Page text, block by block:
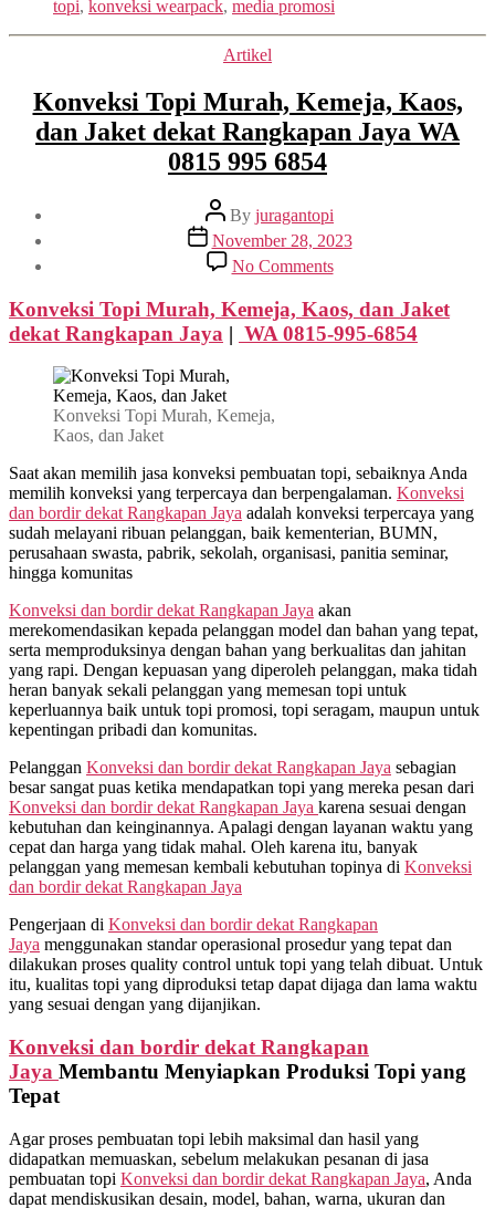
topi, konveksi wearpack, media promosi
Categories
Artikel
Konveksi Topi Murah, Kemeja, Kaos,
dan Jaket dekat Rangkapan Jaya WA
0815 995 6854
Post
author
By juragantopi
Post
date
November 28, 2023
No Commentson
Konveksi
Murah,
Kemeja,
WA
0815
995
6854
Konveksi Topi Murah, Kemeja, Kaos, dan Jaket
dekat Rangkapan Jaya | WA 0815-995-6854
Konveksi Topi Murah, Kemeja,
Kaos, dan Jaket
Saat akan memilih jasa konveksi pembuatan topi, sebaiknya Anda
memilih konveksi yang terpercaya dan berpengalaman. Konveksi
dan bordir dekat Rangkapan Jaya adalah konveksi terpercaya yang
sudah melayani ribuan pelanggan, baik kementerian, BUMN,
perusahaan swasta, pabrik, sekolah, organisasi, panitia seminar,
hingga komunitas
Konveksi dan bordir dekat Rangkapan Jaya akan
merekomendasikan kepada pelanggan model dan bahan yang tepat,
serta memproduksinya dengan bahan yang berkualitas dan jahitan
yang rapi. Dengan kepuasan yang diperoleh pelanggan, maka tidah
heran banyak sekali pelanggan yang memesan topi untuk
keperluannya baik untuk topi promosi, topi seragam, maupun untuk
kepentingan pribadi dan komunitas.
Pelanggan Konveksi dan bordir dekat Rangkapan Jaya sebagian
besar sangat puas ketika mendapatkan topi yang mereka pesan dari
Konveksi dan bordir dekat Rangkapan Jaya karena sesuai dengan
kebutuhan dan keinginannya. Apalagi dengan layanan waktu yang
cepat dan harga yang tidak mahal. Oleh karena itu, banyak
pelanggan yang memesan kembali kebutuhan topinya di Konveksi
dan bordir dekat Rangkapan Jaya
Pengerjaan di Konveksi dan bordir dekat Rangkapan
Jaya menggunakan standar operasional prosedur yang tepat dan
dilakukan proses quality control untuk topi yang telah dibuat. Untuk
itu, kualitas topi yang diproduksi tetap dapat dijaga dan lama waktu
yang sesuai dengan yang dijanjikan.
Konveksi dan bordir dekat Rangkapan
Jaya Membantu Menyiapkan Produksi Topi yang
Tepat
Agar proses pembuatan topi lebih maksimal dan hasil yang
didapatkan memuaskan, sebelum melakukan pesanan di jasa
pembuatan topi Konveksi dan bordir dekat Rangkapan Jaya, Anda
dapat mendiskusikan desain, model, bahan, warna, ukuran dan